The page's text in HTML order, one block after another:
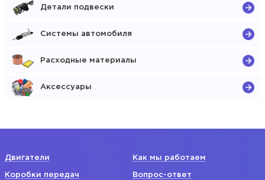
Детали подвески
Системы автомобиля
Расходные материалы
Аксессуары
Двигатели
Коробки передач
Как мы работаем
Вопрос-ответ